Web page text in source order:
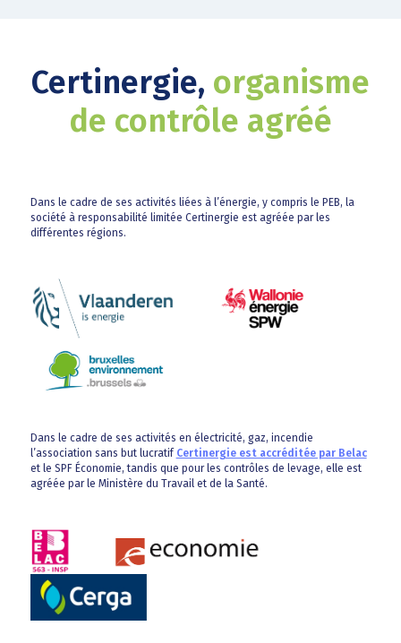
Certinergie, organisme
de contrôle agréé
Dans le cadre de ses activités liées à l’énergie, y compris le PEB, la
société à responsabilité limitée Certinergie est agréée par les
différentes régions.
Dans le cadre de ses activités en électricité, gaz, incendie
l’association sans but lucratif Certinergie est accréditée par Belac
et le SPF Économie, tandis que pour les contrôles de levage, elle est
agréée par le Ministère du Travail et de la Santé.